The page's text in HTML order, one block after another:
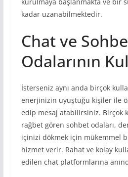
kadar uzanabilmektedir.
Chat ve
Odalarının
İsterseniz aynı anda birçok
enerjinizin uyuştuğu kişiler ile
edip mesaj atabilirsiniz. Birçok
rağbet gören sohbet odaları,
içinizi dökmek için mükemmel
hizmet verir. Rahat ve kolay
edilen chat platformlarına